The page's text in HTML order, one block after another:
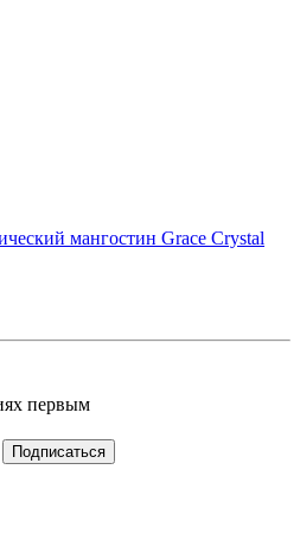
мангостин Grace Crystal
первым